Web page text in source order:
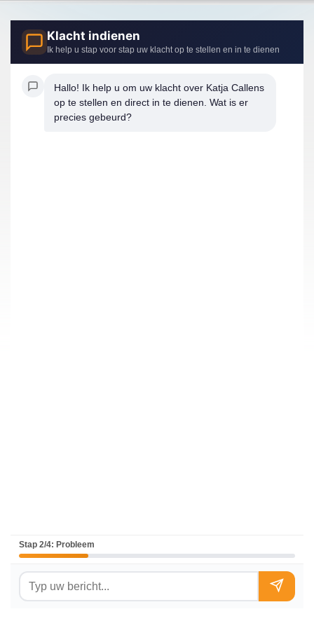
Klacht indienen
Ik help u stap voor stap uw klacht op te stellen en in te dienen
Hallo! Ik help u om uw klacht over Katja Callens
op te stellen en direct in te dienen. Wat is er
precies gebeurd?
Stap 2/4: Probleem